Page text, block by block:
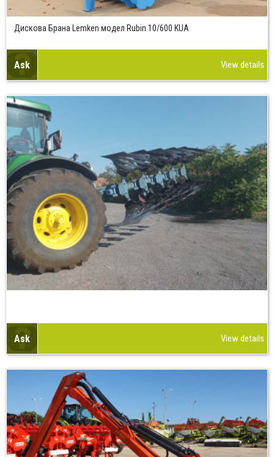
Дискова Брана Lemken модел Rubin 10/600 KUA
Ask View details
Ask View details